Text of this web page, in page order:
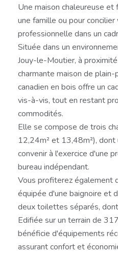
Une maison chaleureuse
une famille ou pour
professionnelle dans un
Située dans un
Jouy-le-Moutier, à
charmante maison de
canadien en bois offre un
vis-à-vis, tout en restant
commodités.
Elle se compose de trois
12,24m² et 13,48m²),
convenir à l'exercice d'une
bureau indépendant.
Vous profiterez également
équipée d'une baignoire et
deux toilettes séparés,
Edifiée sur un terrain de
bénéficie d'équipements
assurant confort et